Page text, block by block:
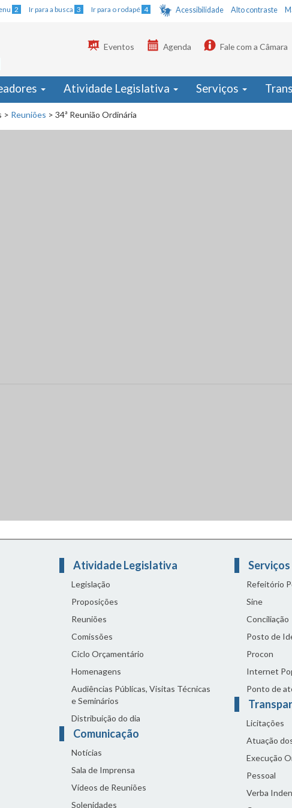
2 Ir para a busca 3 Ir para o rodapé 4 Acessibilidade Alto contraste
Eventos Agenda Fale com a Câmara
Atividade Legislativa Serviços
> Reuniões > 34ª Reunião Ordinária
Atividade Legislativa
Legislação
Proposições
Reuniões
Comissões
Ciclo Orçamentário
Homenagens
Audiências Públicas, Visitas Técnicas
e Seminários
Distribuição do dia
Comunicação
Notícias
Sala de Imprensa
Vídeos de Reuniões
Solenidades
Serviços
Refeitório
Sine
Conciliação
Posto de
Procon
Internet
Ponto de
Licitações
Atuação
Execução
Pessoal
Verba